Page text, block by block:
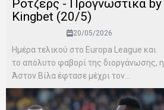
Ρότζερς - Προγνωστικά by
Kingbet (20/5)
20/05/2026
Ημέρα τελικού στο Europa League και
το απόλυτο φαβορί της διοργάνωσης, η
Άστον Βίλα έφτασε μέχρι τον...